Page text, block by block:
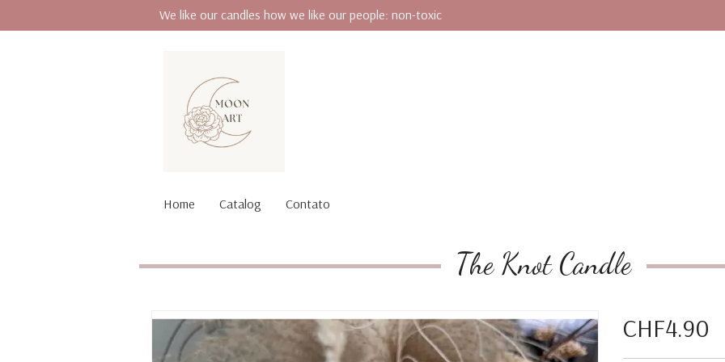
We like our candles how we like our people: non-toxic
Home Catalog Contato
The Knot Candle
CHF4.90